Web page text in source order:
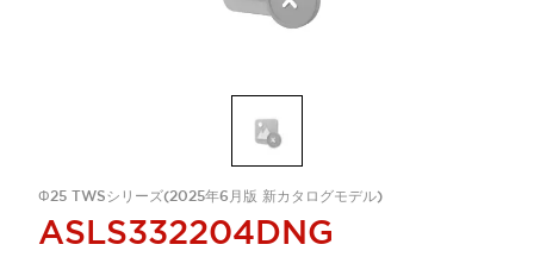
Φ25 TWSシリーズ(2025年6月版 新カタログモデル)
ASLS332204DNG